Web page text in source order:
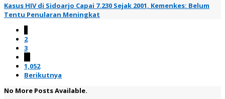
Kasus HIV di Sidoarjo Capai 7.230 Sejak 2001, Kemenkes: Belum
Tentu Penularan Meningkat
2
3
1,052
Berikutnya
No More Posts Available.